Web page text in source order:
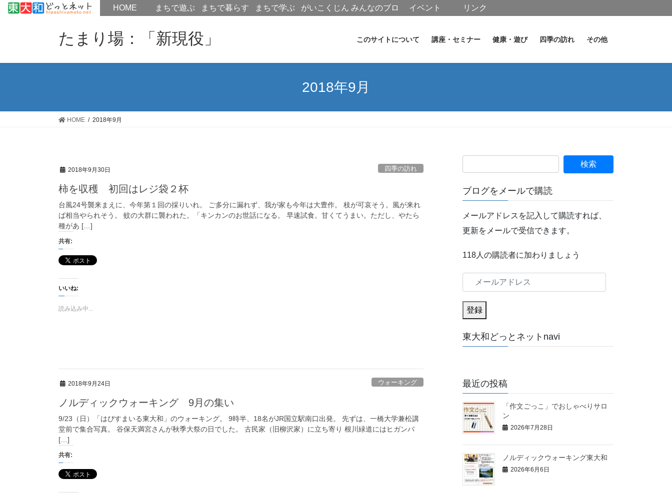
たまり場：「新現役」 このサイトについて 講座・セミナー 健康・遊び 四季の訪れ その他
2018年9月
HOME 2018年9月
2018年9月30日 四季の訪れ
柿を収穫 初回はレジ袋２杯
台風24号襲来まえに、今年第１回の採りいれ。 ご多分に漏れず、我が家も今年は大豊作。 枝が可哀そう。風が来れ
ば相当やられそう。 蚊の大群に襲われた。「キンカンのお世話になる。 早速試食。甘くてうまい。ただし、やたら
種があ […]
共有:
いいね:
読み込み中...
2018年9月24日 ウォーキング
ノルディックウォーキング 9月の集い
9/23（日）「はぴすまいる東大和」のウォーキング。 9時半、18名がJR国立駅南口出発。 先ずは、一橋大学兼松講
堂前で集合写真。 谷保天満宮さんが秋季大祭の日でした。 古民家（旧柳沢家）に立ち寄り 根川緑道にはヒガンバ
[…]
共有:
ブログをメールで購読
メールアドレスを記入して購読すれば、
更新をメールで受信できます。
118人の購読者に加わりましょう
ー
ル
ド
登録
東大和どっとネットnavi
最近の投稿
「作文ごっこ」でおしゃべりサロ
ン
2026年7月28日
ノルディックウォーキング東大和
2026年6月6日
HOMEHOME まちで遊ぶ まちで暮らす まちで学ぶ がいこくじん みんなのブロ
イベント リンク